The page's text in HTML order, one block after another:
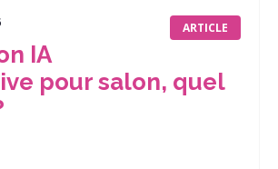
ARTICLE
IA
pour salon, quel